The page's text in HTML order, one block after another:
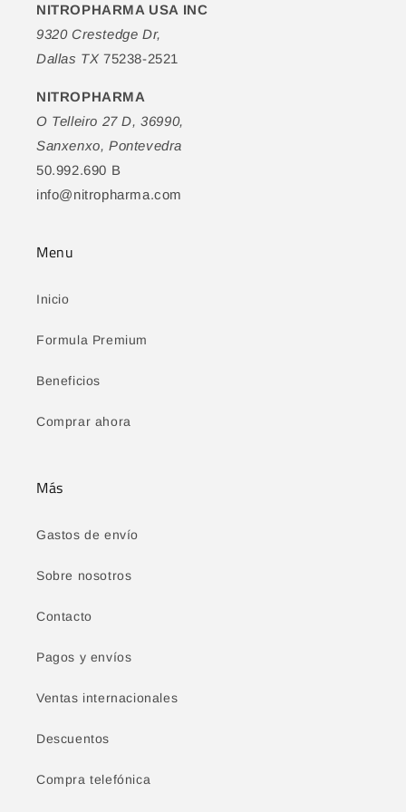
NITROPHARMA USA INC
9320 Crestedge Dr,
Dallas TX 75238-2521
NITROPHARMA
O Telleiro 27 D, 36990,
Sanxenxo, Pontevedra
50.992.690 B
info@nitropharma.com
Menu
Inicio
Formula Premium
Beneficios
Comprar ahora
Más
Gastos de envío
Sobre nosotros
Contacto
Pagos y envíos
Ventas internacionales
Descuentos
Compra telefónica